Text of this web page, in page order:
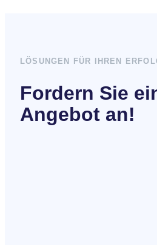
LÖSUNGEN FÜR IHREN
Fordern Sie
Angebot an!